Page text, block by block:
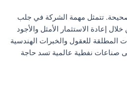
تتمثل مهمة الشركة في جلب
إعادة الاستثمار الأمثل والأجود
المطلقة للعقول والخبرات الهندسية
صناعات نفطية عالمية تسد حاجة